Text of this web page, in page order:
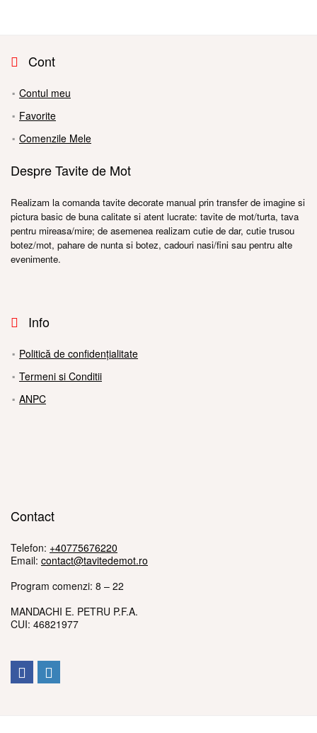
Cont
Contul meu
Favorite
Comenzile Mele
Despre Tavite de Mot
Realizam la comanda tavite decorate manual prin transfer de imagine si
pictura basic de buna calitate si atent lucrate: tavite de mot/turta, tava
pentru mireasa/mire; de asemenea realizam cutie de dar, cutie trusou
botez/mot, pahare de nunta si botez, cadouri nasi/fini sau pentru alte
evenimente.
Info
Politică de confidențialitate
Termeni si Conditii
ANPC
Contact
Telefon: +40775676220
Email: contact@tavitedemot.ro
Program comenzi: 8 – 22
MANDACHI E. PETRU P.F.A.
CUI: 46821977